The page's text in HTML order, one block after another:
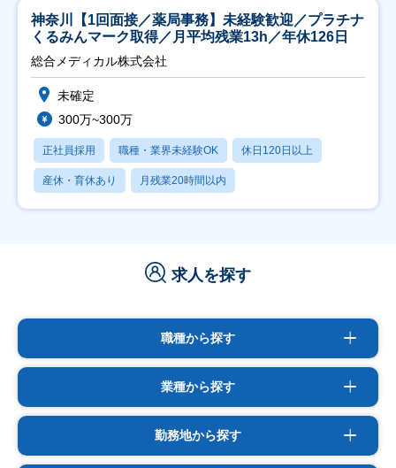
神奈川【1回面接／薬局事務】未経験歓迎／プラチナ
くるみんマーク取得／月平均残業13h／年休126日
総合メディカル株式会社
未確定
300万~300万
正社員採用 職種・業界未経験OK 休日120日以上
産休・育休あり 月残業20時間以内
求人を探す
職種から探す
業種から探す
勤務地から探す